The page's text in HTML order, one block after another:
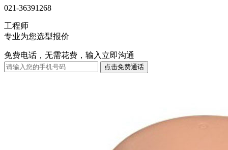
021-36391268
工程师
专业为您选型报价
免费电话，无需花费，输入立即沟通